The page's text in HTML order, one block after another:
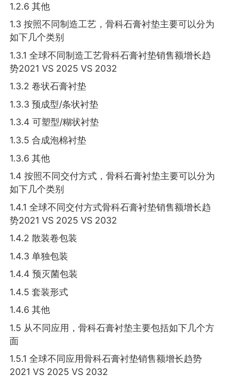
1.2.6 其他
1.3 按照不同制造工艺，骨科石膏衬垫主要可以分为
如下几个类别
1.3.1 全球不同制造工艺骨科石膏衬垫销售额增长趋
势2021 VS 2025 VS 2032
1.3.2 卷状石膏衬垫
1.3.3 预成型/条状衬垫
1.3.4 可塑型/糊状衬垫
1.3.5 合成泡棉衬垫
1.3.6 其他
1.4 按照不同交付方式，骨科石膏衬垫主要可以分为
如下几个类别
1.4.1 全球不同交付方式骨科石膏衬垫销售额增长趋
势2021 VS 2025 VS 2032
1.4.2 散装卷包装
1.4.3 单独包装
1.4.4 预灭菌包装
1.4.5 套装形式
1.4.6 其他
1.5 从不同应用，骨科石膏衬垫主要包括如下几个方
面
1.5.1 全球不同应用骨科石膏衬垫销售额增长趋势
2021 VS 2025 VS 2032